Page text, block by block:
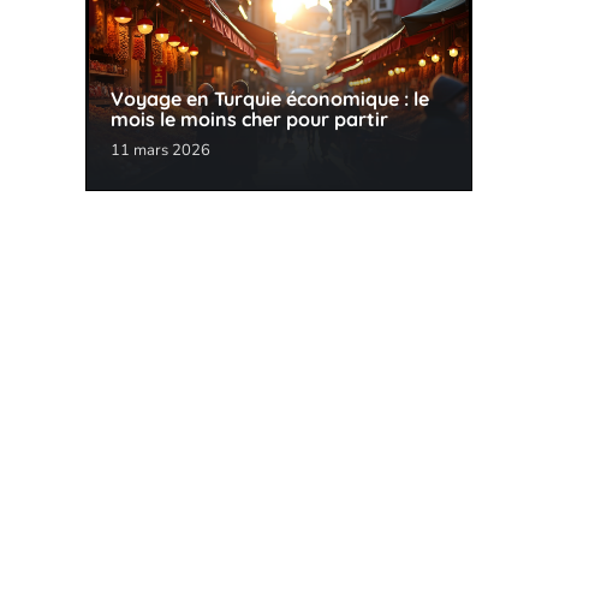
Voyage en Turquie économique : le
mois le moins cher pour partir
11 mars 2026